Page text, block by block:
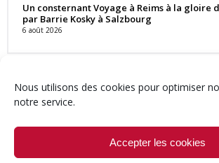
Nous utilisons des cookies pour optimiser
notre service.
Accepter les cookies
Un consternant Voyage à Reims à la gloire
par Barrie Kosky à Salzbourg
6 août 2026